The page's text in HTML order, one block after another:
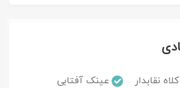
کلاه نقابدار
عینک آفتابی